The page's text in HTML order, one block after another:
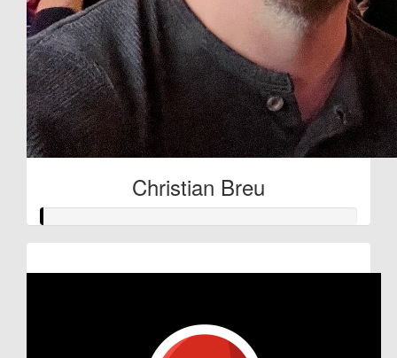
Christian Breu